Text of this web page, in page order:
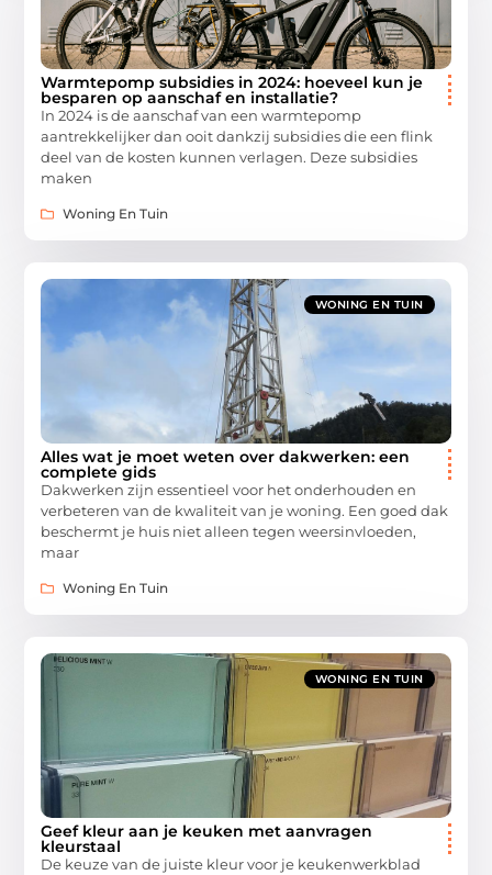
Warmtepomp subsidies in 2024: hoeveel kun je
besparen op aanschaf en installatie?
In 2024 is de aanschaf van een warmtepomp
aantrekkelijker dan ooit dankzij subsidies die een flink
deel van de kosten kunnen verlagen. Deze subsidies
maken
Woning En Tuin
WONING EN TUIN
Alles wat je moet weten over dakwerken: een
complete gids
Dakwerken zijn essentieel voor het onderhouden en
verbeteren van de kwaliteit van je woning. Een goed dak
beschermt je huis niet alleen tegen weersinvloeden,
maar
Woning En Tuin
WONING EN TUIN
Geef kleur aan je keuken met aanvragen
kleurstaal
De keuze van de juiste kleur voor je keukenwerkblad